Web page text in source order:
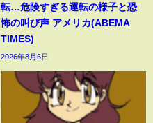
転…危険すぎる運転の様子と恐
怖の叫び声 アメリカ(ABEMA
TIMES)
2026年8月6日